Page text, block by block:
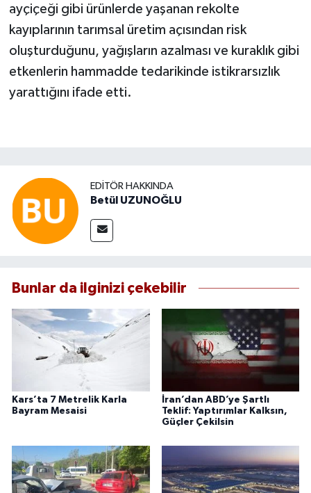
ayçiçeği gibi ürünlerde yaşanan rekolte
kayıplarının tarımsal üretim açısından risk
oluşturduğunu, yağışların azalması ve kuraklık gibi
etkenlerin hammadde tedarikinde istikrarsızlık
yarattığını ifade etti.
EDITÖR HAKKINDA
Betül UZUNOĞLU
Bunlar da ilginizi çekebilir
Kars’ta 7 Metrelik Karla
Bayram Mesaisi
İran’dan ABD’ye Şartlı
Teklif: Yaptırımlar Kalksın,
Güçler Çekilsin